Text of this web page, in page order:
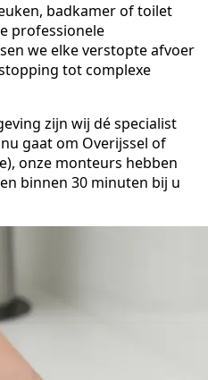
badkamer of toilet
professionele
we elke verstopte afvoer
tot complexe
zijn wij dé specialist
gaat om Overijssel of
onze monteurs hebben
binnen 30 minuten bij u